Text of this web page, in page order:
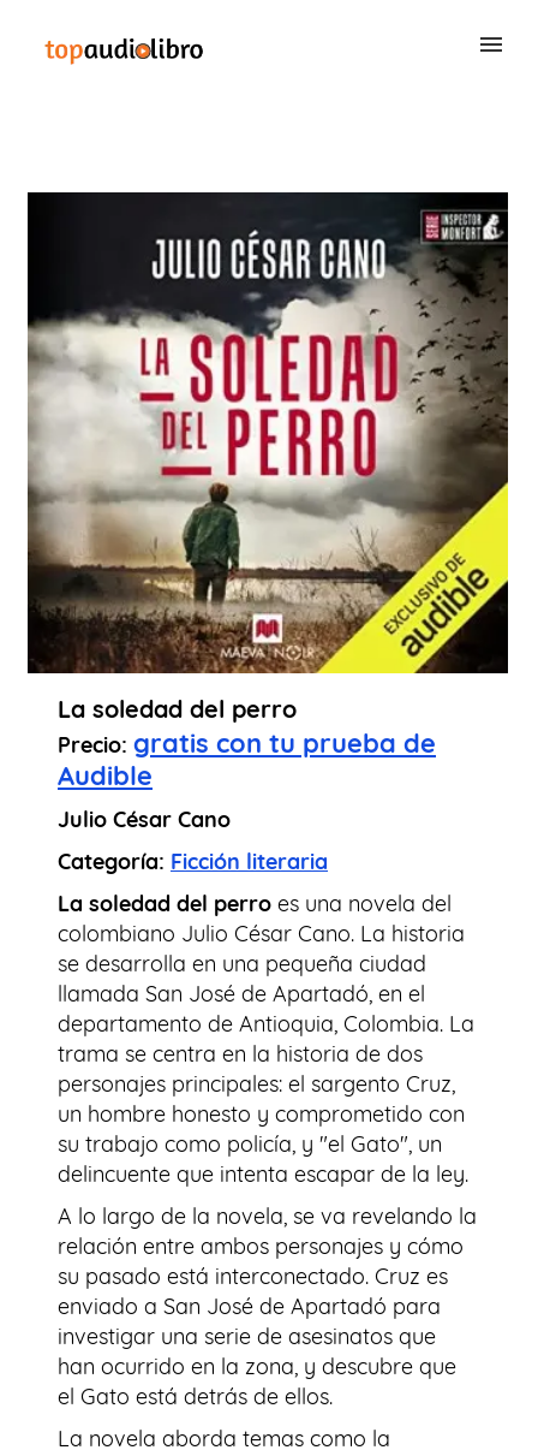
La soledad del perro
Precio: gratis con tu prueba de
Audible
Julio César Cano
Categoría: Ficción literaria
La soledad del perro es una novela del
colombiano Julio César Cano. La historia
se desarrolla en una pequeña ciudad
llamada San José de Apartadó, en el
departamento de Antioquia, Colombia. La
trama se centra en la historia de dos
personajes principales: el sargento Cruz,
un hombre honesto y comprometido con
su trabajo como policía, y "el Gato", un
delincuente que intenta escapar de la ley.
A lo largo de la novela, se va revelando la
relación entre ambos personajes y cómo
su pasado está interconectado. Cruz es
enviado a San José de Apartadó para
investigar una serie de asesinatos que
han ocurrido en la zona, y descubre que
el Gato está detrás de ellos.
La novela aborda temas como la